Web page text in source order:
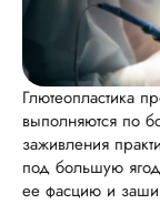
Глютеопластика
выполняются по
заживления
под большую
ее фасцию и